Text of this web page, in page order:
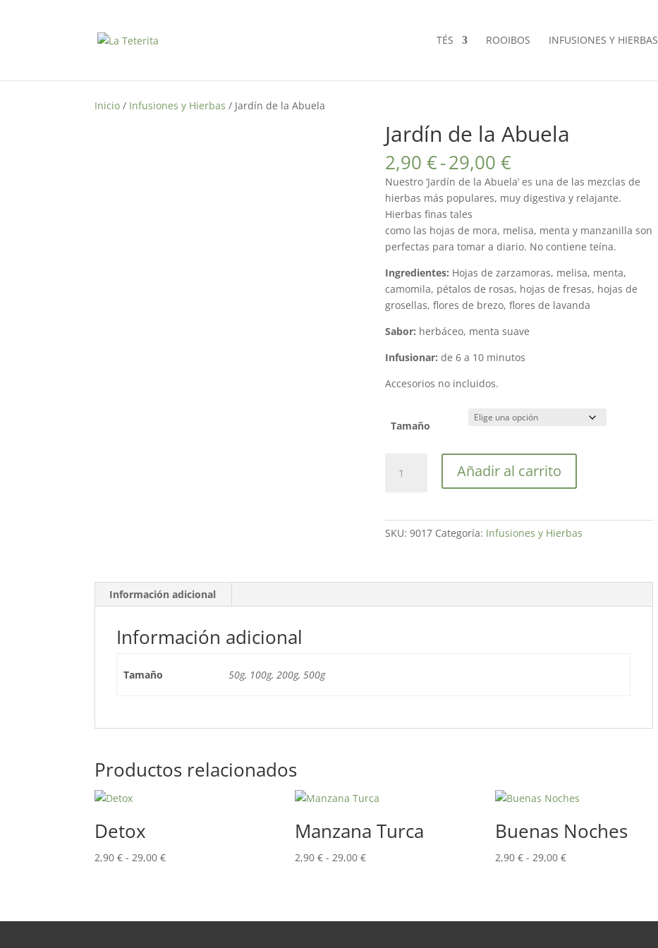
TÉS ROOIBOS INFUSIONES Y HIERBAS
Inicio / Infusiones y Hierbas / Jardín de la Abuela
Jardín de la Abuela
2,90€-29,00€Rango
de
precios:
desde
2,90 €
hasta
29,00 €
Nuestro ‘Jardín de la Abuela’ es una de las mezclas de
hierbas más populares, muy digestiva y relajante.
Hierbas finas tales
como las hojas de mora, melisa, menta y manzanilla son
perfectas para tomar a diario. No contiene teína.
Ingredientes: Hojas de zarzamoras, melisa, menta,
camomila, pétalos de rosas, hojas de fresas, hojas de
grosellas, flores de brezo, flores de lavanda
Sabor: herbáceo, menta suave
Infusionar: de 6 a 10 minutos
Accesorios no incluidos.
Tamaño
Añadir al carrito
SKU:9017 Categoría: Infusiones y Hierbas
Información adicional
Información adicional
Tamaño 50g, 100g, 200g, 500g
Productos relacionados
Detox
2,90€ - 29,00€Rango
2,90 €
Manzana Turca
2,90 € - 29,00 €Rango
2,90 €
Buenas Noches
2,90 € - 29,00 €Rango
2,90 €